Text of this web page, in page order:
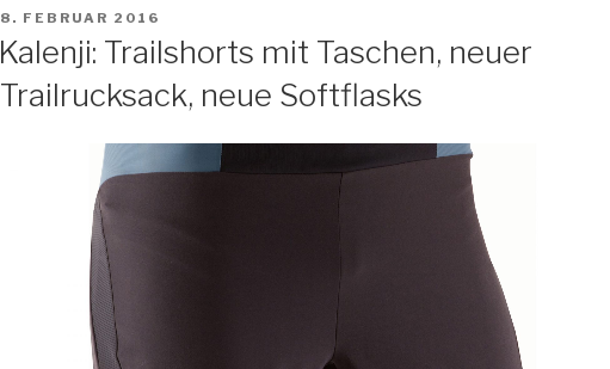
de
Ruhr”-
VERÖFFENTLICHT
AM
8. FEBRUAR 2016
Kalenji: Trailshorts mit Taschen, neuer
Trailrucksack, neue Softflasks